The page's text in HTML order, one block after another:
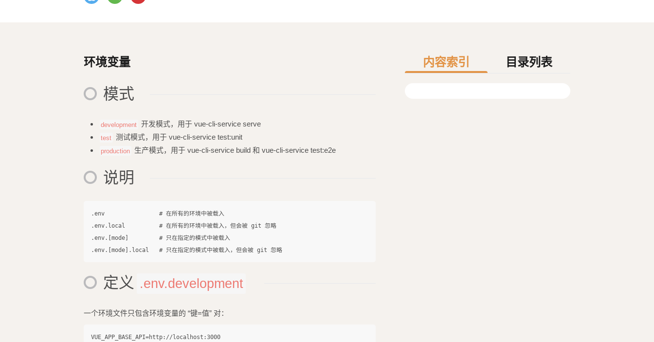
环境变量
模式
development 开发模式，用于 vue-cli-service serve
test 测试模式，用于 vue-cli-service test:unit
production 生产模式，用于 vue-cli-service build 和 vue-cli-service test:e2e
说明
.env                # 在所有的环境中被载入
.env.local          # 在所有的环境中被载入，但会被 git 忽略
.env.[mode]         # 只在指定的模式中被载入
定义 .env.development
一个环境文件只包含环境变量的 “键=值” 对：
内容索引 目录列表